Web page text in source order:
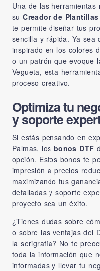
Una de las herramientas
suCreador de Plantillas
te permite diseñar tus
sencilla y rápida. Ya sea
inspirado en los colores
o un patrón que evoque
Vegueta, esta
proceso creativo.
Optimiza tu
y soporte
Si estás pensando en
Palmas, los bonos DTF
opción. Estos bonos te
impresión a precios
maximizando tus
detalladas y soporte
proyecto sea un éxito.
¿Tienes dudas sobre
o sobre las ventajas del
la serigrafía? No te
toda la información que
informadas y llevar tu